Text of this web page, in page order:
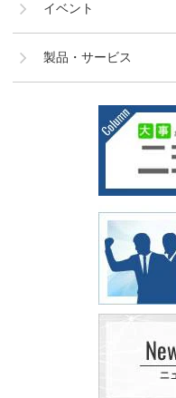
イベント
製品・サービス